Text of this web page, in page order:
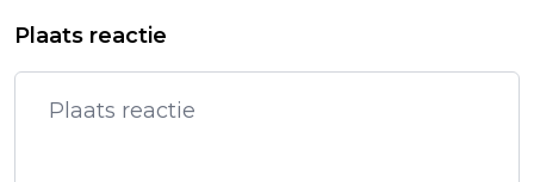
UIT IN EUROPA
PEPSICO VOORKOMT OMZETDALING
MET PRIJSVERHOGINGEN
Plaats reactie